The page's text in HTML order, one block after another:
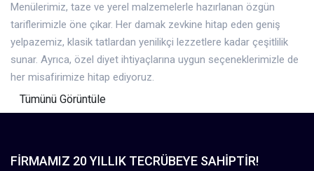
Menülerimiz, taze ve yerel malzemelerle hazırlanan özgün
tariflerimizle öne çıkar. Her damak zevkine hitap eden geniş
yelpazemiz, klasik tatlardan yenilikçi lezzetlere kadar çeşitlilik
sunar. Ayrıca, özel diyet ihtiyaçlarına uygun seçeneklerimizle de
her misafirimize hitap ediyoruz.
Tümünü Görüntüle
FIRMAMIZ 20 YILLIK TECRÜBEYE SAHIPTIR!